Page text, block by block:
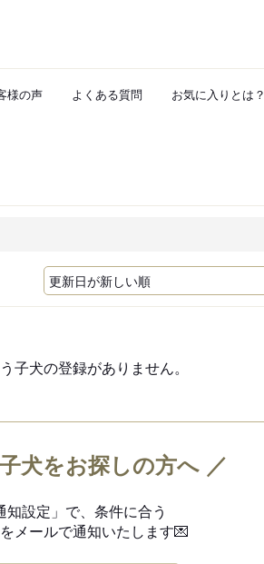
様の声 よくある質問 お気に入りとは？
子犬の登録がありません。
犬をお探しの方へ ／
知設定」で、 条件に合う
メールで通知いたします💌